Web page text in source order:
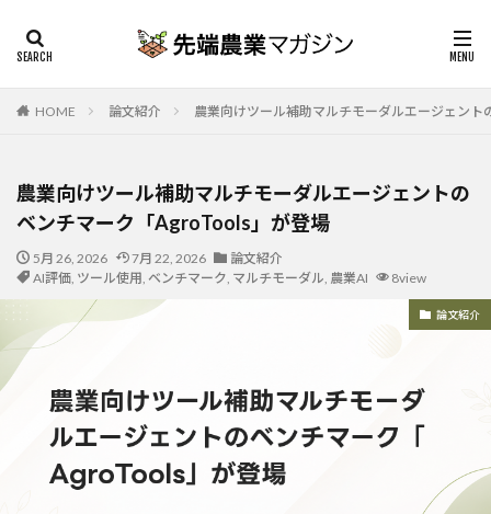
HOME 論文紹介 農業向けツール補助マルチモーダルエージェン
農業向けツール補助マルチモーダルエージェントの
ベンチマーク「AgroTools」が登場
5月 26, 2026 7月 22, 2026
論文紹介
AI評価, ツール使用, ベンチマーク, マルチモーダル, 農業AI 8view
論文紹介